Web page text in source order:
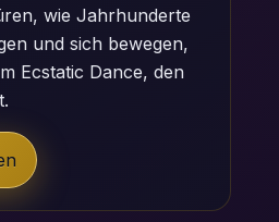
wie Jahrhunderte
und sich bewegen,
Ecstatic Dance, den